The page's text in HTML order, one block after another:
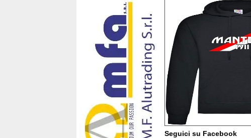
Seguici su Facebook